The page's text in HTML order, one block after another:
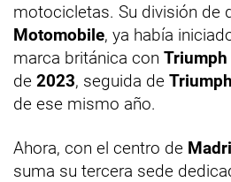
motocicletas. Su división de
Motomobile, ya había
marca británica con
de 2023, seguida de
de ese mismo año.
Ahora, con el centro de
suma su tercera sede